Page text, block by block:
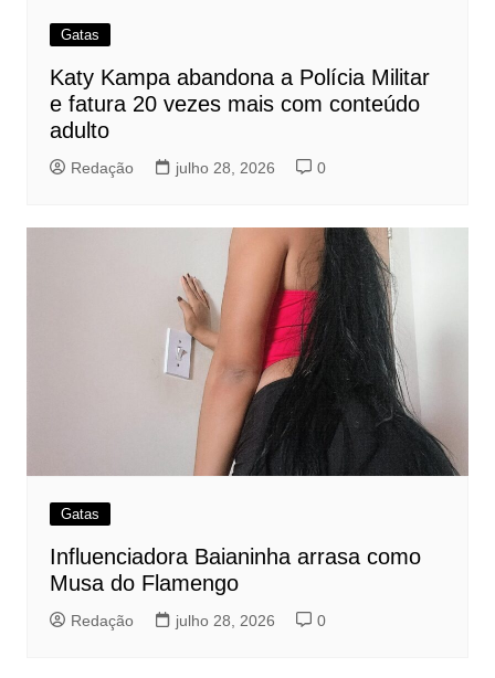
Gatas
Katy Kampa abandona a Polícia Militar
e fatura 20 vezes mais com conteúdo
adulto
Redação julho 28, 2026 0
Gatas
Influenciadora Baianinha arrasa como
Musa do Flamengo
Redação julho 28, 2026 0